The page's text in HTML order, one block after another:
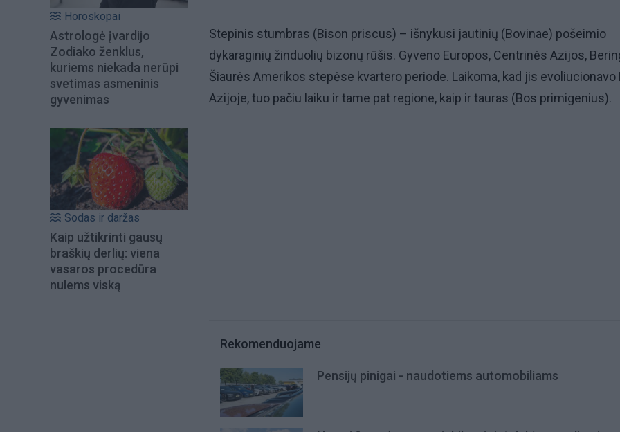
Horoskopai
Astrologė įvardijo
Zodiako ženklus,
kuriems niekada nerūpi
svetimas asmeninis
gyvenimas
Sodas ir daržas
Kaip užtikrinti gausų
braškių derlių: viena
vasaros procedūra
nulems viską
Stepinis stumbras (Bison priscus) – išnykusi jautinių (Bovinae) pošeimio
dykaraginių žinduolių bizonų rūšis. Gyveno Europos, Centrinės Azijos,
Šiaurės Amerikos stepėse kvartero periode. Laikoma, kad jis evoliucionavo
Azijoje, tuo pačiu laiku ir tame pat regione, kaip ir tauras (Bos primigenius).
Rekomenduojame
Pensijų pinigai - naudotiems automobiliams